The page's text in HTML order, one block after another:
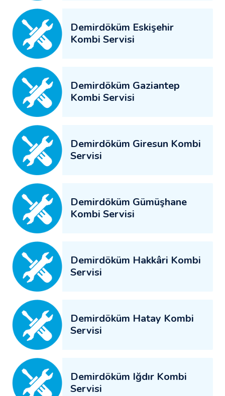
Demirdöküm Eskişehir
Kombi Servisi
Demirdöküm Gaziantep
Kombi Servisi
Demirdöküm Giresun Kombi
Servisi
Demirdöküm Gümüşhane
Kombi Servisi
Demirdöküm Hakkâri Kombi
Servisi
Demirdöküm Hatay Kombi
Servisi
Demirdöküm Iğdır Kombi
Servisi